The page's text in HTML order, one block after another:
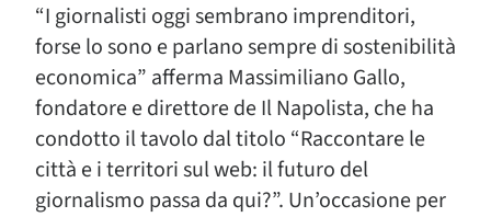
“I giornalisti oggi sembrano imprenditori,
forse lo sono e parlano sempre di sostenibilità
economica” afferma Massimiliano Gallo,
fondatore e direttore de Il Napolista, che ha
condotto il tavolo dal titolo “Raccontare le
città e i territori sul web: il futuro del
giornalismo passa da qui?”. Un’occasione per